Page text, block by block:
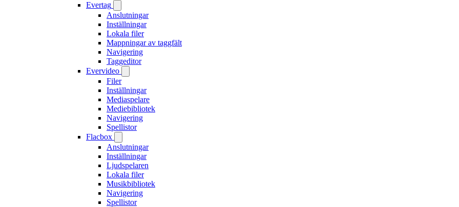
Evertag
Anslutningar
Inställningar
Lokala filer
Mappningar av taggfält
Navigering
Taggeditor
Evervideo
Filer
Inställningar
Mediaspelare
Mediebibliotek
Navigering
Spellistor
Flacbox
Anslutningar
Inställningar
Ljudspelaren
Lokala filer
Musikbibliotek
Navigering
Spellistor